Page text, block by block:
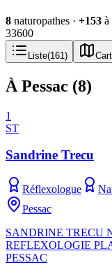
8 naturopathes · +153 à
33600
Liste(161 )
À Pessac (8)
1
ST
Sandrine Trecu
Réflexologue
Pessac
SANDRINE TRECU
REFLEXOLOGIE
PESSAC